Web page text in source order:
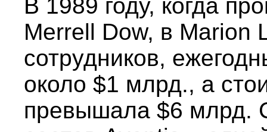
В 1989 году, когда
Merrell Dow, в Marion
сотрудников,
около $1 млрд., а
превышала $6 млрд.